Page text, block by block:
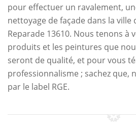
pour effectuer un ravalement,
nettoyage de façade dans la ville
Reparade 13610. Nous tenons à
produits et les peintures que
seront de qualité, et pour vous
professionnalisme ; sachez que,
par le label RGE.